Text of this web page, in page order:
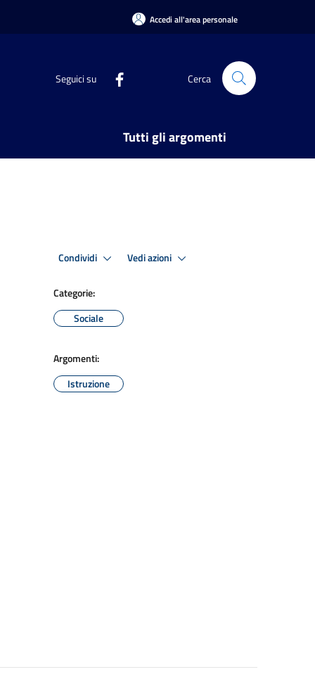
Accedi all'area personale
Seguici su Cerca
Tutti gli argomenti
Condividi Vedi azioni
Categorie:
Sociale
Argomenti:
Istruzione